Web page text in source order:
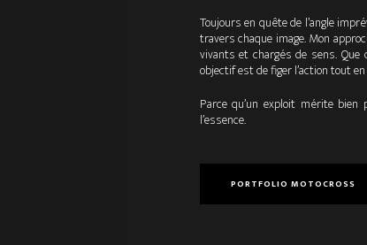
Toujours en quête de l’angle
travers chaque image. Mon
vivants et chargés de sens.
objectif est de figer l’action tout
Parce qu’un exploit mérite
l’essence.
PORTFOLIO MOTOCROSS